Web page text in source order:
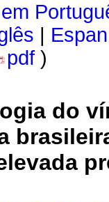
pdf )
do